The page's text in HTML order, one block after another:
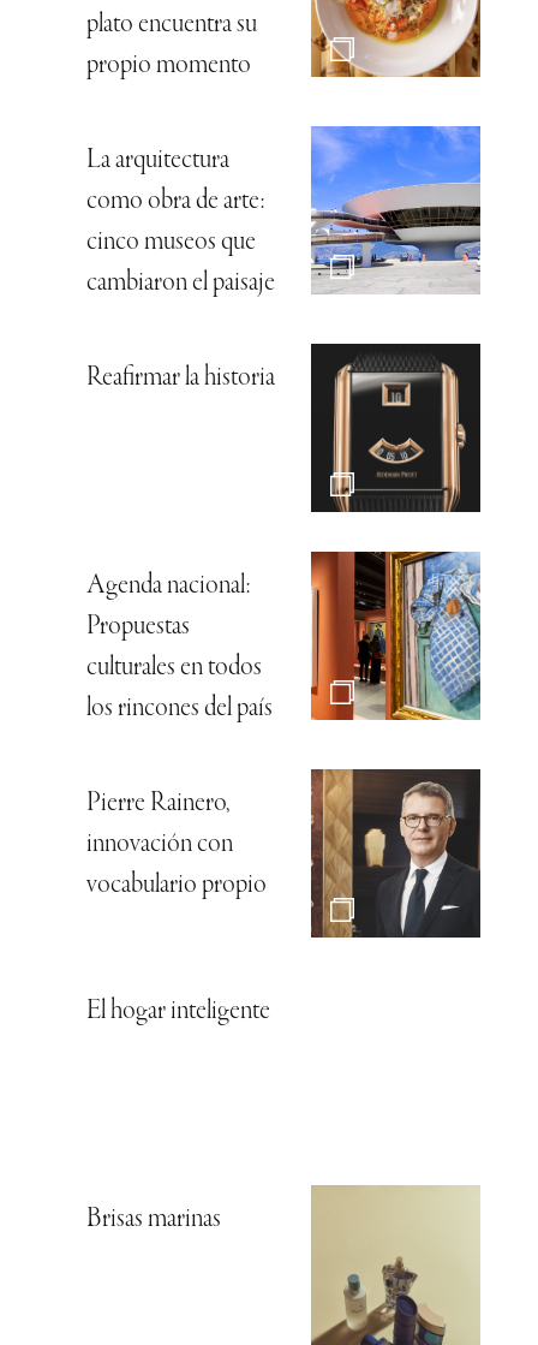
plato encuentra su
propio momento
La arquitectura
como obra de arte:
cinco museos que
cambiaron el paisaje
Reafirmar la historia
Agenda nacional:
Propuestas
culturales en todos
los rincones del país
Pierre Rainero,
innovación con
vocabulario propio
El hogar inteligente
Brisas marinas